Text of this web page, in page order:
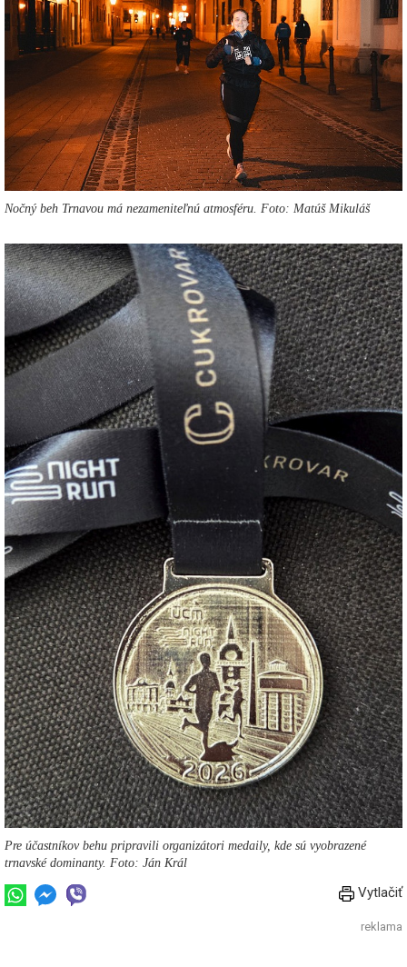
Nočný beh Trnavou má nezameniteľnú atmosféru. Foto: Matúš Mikuláš
Pre účastníkov behu pripravili organizátori medaily, kde sú vyobrazené
trnavské dominanty. Foto: Ján Král
Vytlačiť
reklama